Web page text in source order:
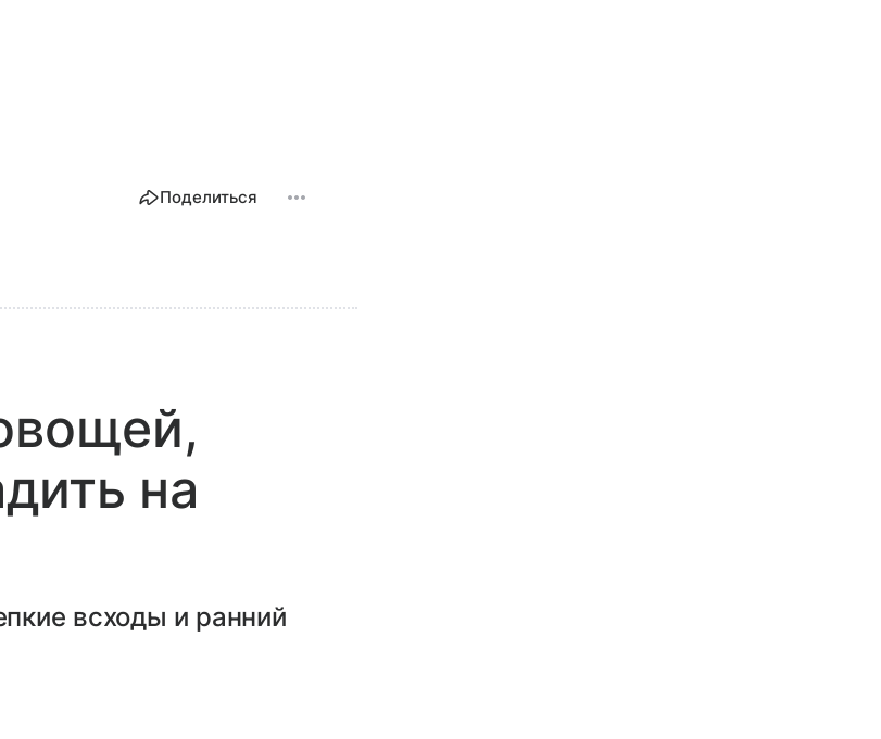
Поделиться
на
всходы и ранний